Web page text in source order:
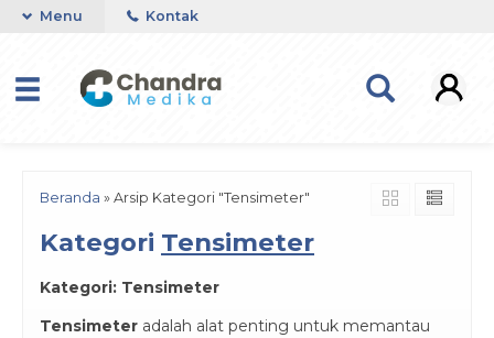
Menu Kontak
Beranda » Arsip Kategori "Tensimeter"
Kategori Tensimeter
Kategori: Tensimeter
Tensimeter adalah alat penting untuk memantau